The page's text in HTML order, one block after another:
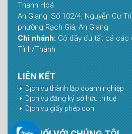
Thanh Hoá
An Giang: Số 102/4, Nguyễn Cư
phường Rạch Giá, An Giang
Chi nhánh: Có đầy đủ tất cả các
Tỉnh/Thành
LIÊN KẾT
Dịch vụ thành lập doanh nghiệp
Dịch vụ đăng ký sở hữu trí tuệ
Dịch vụ giấy phép con